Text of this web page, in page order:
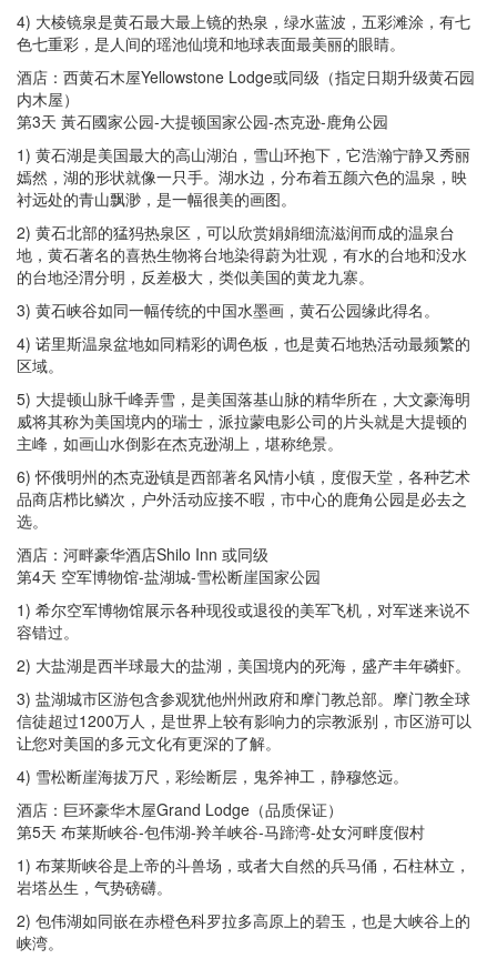
4) 大棱镜泉是黄石最大最上镜的热泉，绿水蓝波，五彩滩涂，有七
色七重彩，是人间的瑶池仙境和地球表面最美丽的眼睛。
酒店：西黄石木屋Yellowstone Lodge或同级（指定日期升级黄石园
内木屋）
第3天 黃石國家公园-大提顿国家公园-杰克逊-鹿角公园
1) 黄石湖是美国最大的高山湖泊，雪山环抱下，它浩瀚宁静又秀丽
嫣然，湖的形状就像一只手。湖水边，分布着五颜六色的温泉，映
衬远处的青山飘渺，是一幅很美的画图。
2) 黄石北部的猛犸热泉区，可以欣赏娟娟细流滋润而成的温泉台
地，黄石著名的喜热生物将台地染得蔚为壮观，有水的台地和没水
的台地泾渭分明，反差极大，类似美国的黄龙九寨。
3) 黄石峡谷如同一幅传统的中国水墨画，黄石公园缘此得名。
4) 诺里斯温泉盆地如同精彩的调色板，也是黄石地热活动最频繁的
区域。
5) 大提顿山脉千峰弄雪，是美国落基山脉的精华所在，大文豪海明
威将其称为美国境内的瑞士，派拉蒙电影公司的片头就是大提顿的
主峰，如画山水倒影在杰克逊湖上，堪称绝景。
6) 怀俄明州的杰克逊镇是西部著名风情小镇，度假天堂，各种艺术
品商店栉比鳞次，户外活动应接不暇，市中心的鹿角公园是必去之
选。
酒店：河畔豪华酒店Shilo Inn 或同级
第4天 空军博物馆-盐湖城-雪松断崖国家公园
1) 希尔空军博物馆展示各种现役或退役的美军飞机，对军迷来说不
容错过。
2) 大盐湖是西半球最大的盐湖，美国境内的死海，盛产丰年磷虾。
3) 盐湖城市区游包含参观犹他州州政府和摩门教总部。摩门教全球
信徒超过1200万人，是世界上较有影响力的宗教派别，市区游可以
让您对美国的多元文化有更深的了解。
4) 雪松断崖海拔万尺，彩绘断层，鬼斧神工，静穆悠远。
酒店：巨环豪华木屋Grand Lodge（品质保证）
第5天 布莱斯峡谷-包伟湖-羚羊峡谷-马蹄湾-处女河畔度假村
1) 布莱斯峡谷是上帝的斗兽场，或者大自然的兵马俑，石柱林立，
岩塔丛生，气势磅礴。
2) 包伟湖如同嵌在赤橙色科罗拉多高原上的碧玉，也是大峡谷上的
峡湾。